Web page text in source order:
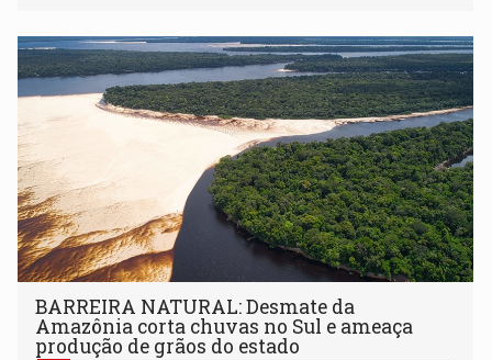
BARREIRA NATURAL: Desmate da
Amazônia corta chuvas no Sul e ameaça
produção de grãos do estado